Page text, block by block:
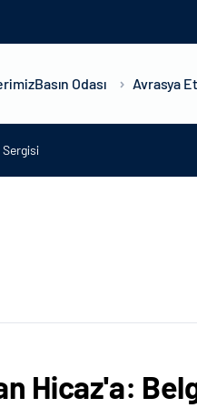
Basın Odası Avrasya
Sergisi
Hicaz'a: